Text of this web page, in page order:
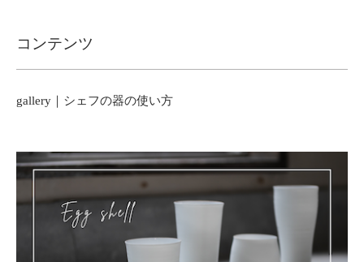
コンテンツ
gallery｜シェフの器の使い方